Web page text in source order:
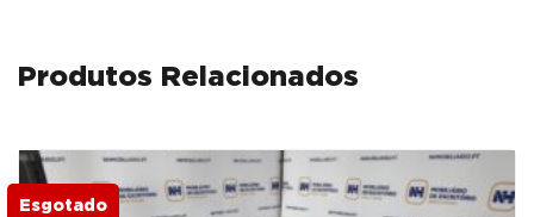
Produtos Relacionados
Esgotado